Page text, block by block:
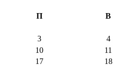
П В
3 4
10
11
17
18